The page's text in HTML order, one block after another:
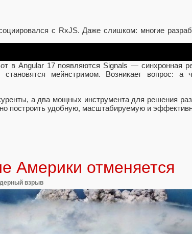
с RxJS. Даже слишком: многие
в Angular 17 появляются Signals — синхронная
мейнстримом. Возникает вопрос: а
а два мощных инструмента для решения
построить удобную, масштабируемую и
Америки отменяется
взрыв